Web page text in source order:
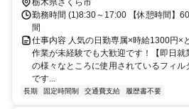
勤務時間 (1)8:30～17:00 【休憩時間】
間
仕事内容 人気の日勤専属×時給1300円×
作業が未経験でも大歓迎です！【即日
の様々なところに使用されているフィ
です...
長期 固定時間制 交通費支給 履歴書不要